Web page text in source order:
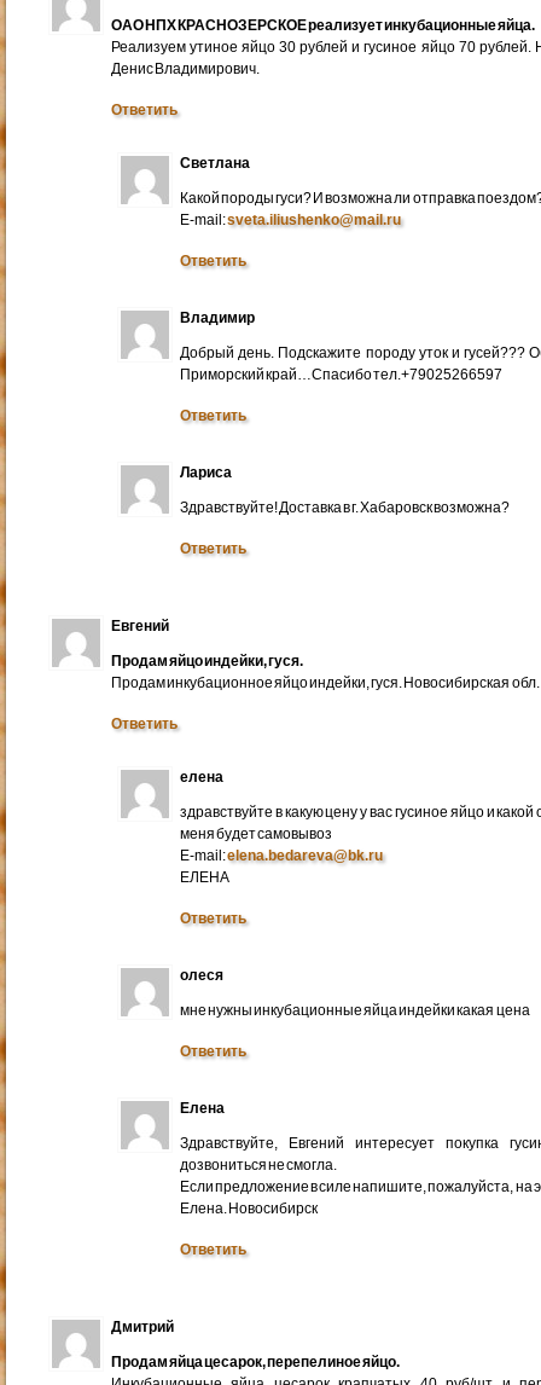
ОАО НПХ КРАСНОЗЕРСКОЕ реализует инкубационные яйца.
Реализуем утиное яйцо 30 рублей и гусиное яйцо 70
Денис Владимирович.
Ответить
Светлана
Какой породы гуси? И возможна ли отправка
E-mail:sveta.iliushenko@mail.ru
Ответить
Владимир
Добрый день. Подскажите породу уток и гусей???
Приморский край…Спасибо тел.+79025266597
Ответить
Лариса
Здравствуйте! Доставка в г. Хабаровск возможна?
Ответить
Евгений
Продам яйцо индейки, гуся.
Продам инкубационное яйцо индейки, гуся. Новосибирская
Ответить
елена
здравствуйте в какую цену у вас гусиное яйцо и
меня будет самовывоз
E-mail:elena.bedareva@bk.ru
ЕЛЕНА
Ответить
олеся
мне нужны инкубационные яйца индейки какая цена
Ответить
Елена
Здравствуйте, Евгений интересует покупка
дозвониться не смогла.
Если предложение в силе напишите, пожалуйста, на
Елена. Новосибирск
Ответить
Дмитрий
Продам яйца цесарок, перепелиное яйцо.